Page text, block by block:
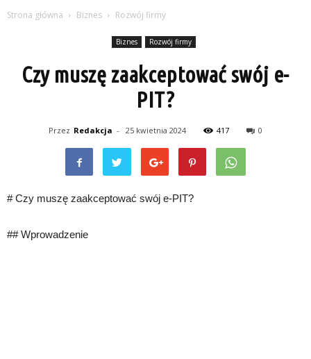
Strona główna Biznes Rozwój firmy
Biznes Rozwój firmy
Czy muszę zaakceptować swój e-
PIT?
Przez Redakcja - 25 kwietnia 2024 417 0
# Czy muszę zaakceptować swój e-PIT?
## Wprowadzenie